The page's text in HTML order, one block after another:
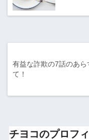
有益な詐欺の7話のあ
て！
チヨコのプロフ